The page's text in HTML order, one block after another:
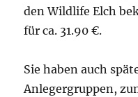
den Wildlife Elch
für ca. 31.90 €.
Sie haben auch
Anlegergruppen,